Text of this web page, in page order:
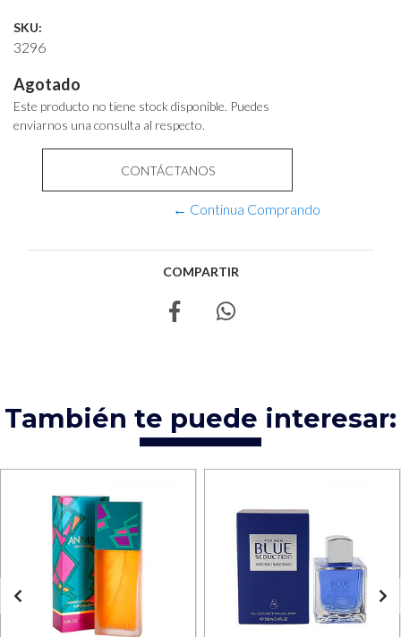
SKU:
3296
Agotado
Este producto no tiene stock disponible. Puedes
enviarnos una consulta al respecto.
CONTÁCTANOS
← Continua Comprando
COMPARTIR
También te puede interesar: